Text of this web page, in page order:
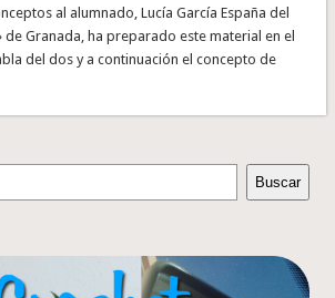
al alumnado, Lucía García España del
de Granada, ha preparado este material en el
del dos y a continuación el concepto de
Buscar